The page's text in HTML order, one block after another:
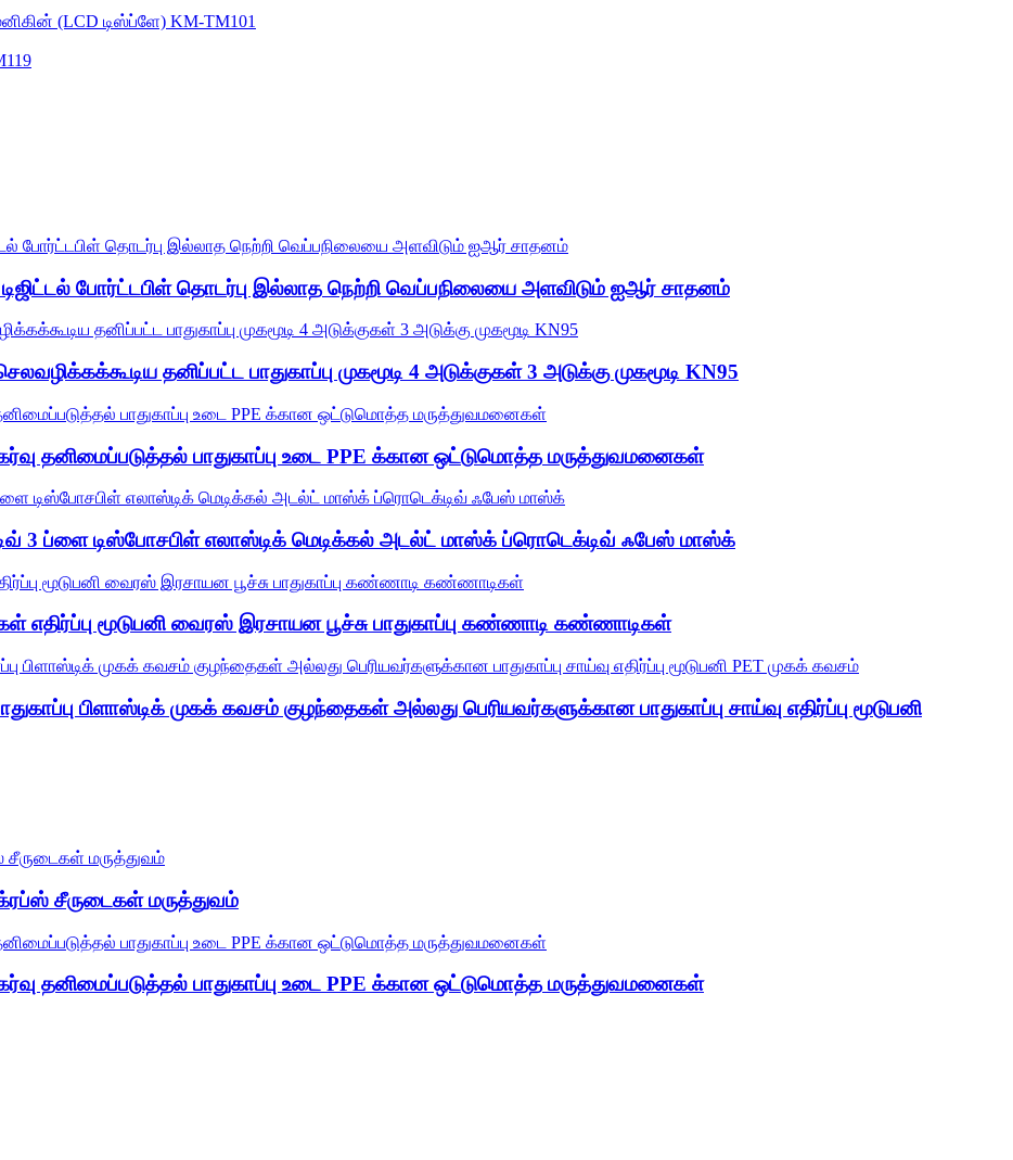
டிஜிட்டல் போர்ட்டபிள் தொடர்பு இல்லாத நெற்றி வெப்பநிலையை அளவிடும் ஐஆர் சாதனம்
தனிப்பட்ட பாதுகாப்பு முகமூடி 4 அடுக்குகள் 3 அடுக்கு முகமூடி KN95
தனிமைப்படுத்தல் பாதுகாப்பு உடை PPE க்கான ஒட்டுமொத்த மருத்துவமனைகள்
3 ப்ளை டிஸ்போசபிள் எலாஸ்டிக் மெடிக்கல் அடல்ட் மாஸ்க் ப்ரொடெக்டிவ் ஃபேஸ் மாஸ்க்
எதிர்ப்பு மூடுபனி வைரஸ் இரசாயன பூச்சு பாதுகாப்பு கண்ணாடி கண்ணாடிகள்
பிளாஸ்டிக் முகக் கவசம் குழந்தைகள் அல்லது பெரியவர்களுக்கான பாதுகாப்பு சாய்வு எதிர்ப்பு மூடுபனி
சீருடைகள் மருத்துவம்
தனிமைப்படுத்தல் பாதுகாப்பு உடை PPE க்கான ஒட்டுமொத்த மருத்துவமனைகள்